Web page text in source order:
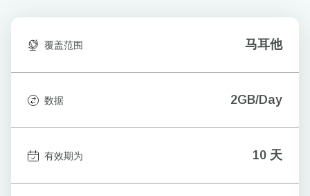
覆盖范围 马耳他
数据 2GB/Day
有效期为 10 天